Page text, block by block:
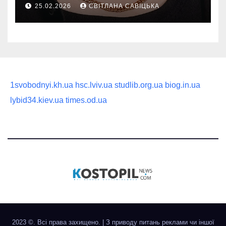
статусного украшения
25.02.2026 СВІТЛАНА САВІЦЬКА
1svobodnyi.kh.ua hsc.lviv.ua studlib.org.ua biog.in.ua
lybid34.kiev.ua times.od.ua
2023 ©. Всі права захищено. З приводу питань реклами чи іншої